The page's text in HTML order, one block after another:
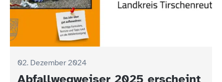
02. Dezember 2024
Abfallwegweiser 2025 erscheint